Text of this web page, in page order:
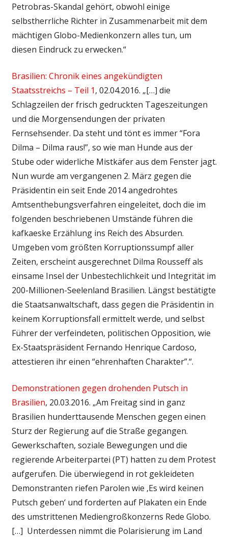
Petrobras-Skandal gehört, obwohl einige
selbstherrliche Richter in Zusammenarbeit mit dem
mächtigen Globo-Medienkonzern alles tun, um
diesen Eindruck zu erwecken.“
Brasilien: Chronik eines angekündigten
Staatsstreichs – Teil 1, 02.04.2016. „[…] die
Schlagzeilen der frisch gedruckten Tageszeitungen
und die Morgensendungen der privaten
Fernsehsender. Da steht und tönt es immer “Fora
Dilma – Dilma raus!”, so wie man Hunde aus der
Stube oder widerliche Mistkäfer aus dem Fenster jagt.
Nun wurde am vergangenen 2. März gegen die
Präsidentin ein seit Ende 2014 angedrohtes
Amtsenthebungsverfahren eingeleitet, doch die im
folgenden beschriebenen Umstände führen die
kafkaeske Erzählung ins Reich des Absurden.
Umgeben vom größten Korruptionssumpf aller
Zeiten, erscheint ausgerechnet Dilma Rousseff als
einsame Insel der Unbestechlichkeit und Integrität im
200-Millionen-Seelenland Brasilien. Längst bestätigte
die Staatsanwaltschaft, dass gegen die Präsidentin in
keinem Korruptionsfall ermittelt werde, und selbst
Führer der verfeindeten, politischen Opposition, wie
Ex-Staatspräsident Fernando Henrique Cardoso,
attestieren ihr einen “ehrenhaften Charakter”.“.
Demonstrationen gegen drohenden Putsch in
Brasilien, 20.03.2016. „Am Freitag sind in ganz
Brasilien hunderttausende Menschen gegen einen
Sturz der Regierung auf die Straße gegangen.
Gewerkschaften, soziale Bewegungen und die
regierende Arbeiterpartei (PT) hatten zu dem Protest
aufgerufen. Die überwiegend in rot gekleideten
Demonstranten riefen Parolen wie ‚Es wird keinen
Putsch geben‘ und forderten auf Plakaten ein Ende
des umstrittenen Mediengroßkonzerns Rede Globo.
[…] Unterdessen nimmt die Polarisierung im Land